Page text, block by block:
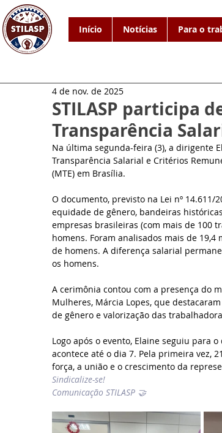
Início Notícias Para o
STILASP participa
Transparência
4 de nov. de 2025
Na última segunda-feira (3), a dirigente
Transparência Salarial e Critérios
(MTE) em Brasília.
O documento, previsto na Lei nº
equidade de gênero, bandeiras
empresas brasileiras (com mais de 100
homens. Foram analisados mais de
de homens. A diferença salarial
os homens.
A cerimônia contou com a presença do
Mulheres, Márcia Lopes, que
de gênero e valorização das
Logo após o evento, Elaine seguiu para
acontece até o dia 7. Pela primeira vez,
força, a união e o crescimento da
Sindicalize-se!
Comunicação STILASP 🤝